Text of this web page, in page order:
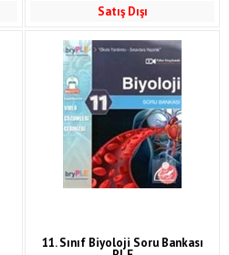
Satış Dışı
11. Sınıf Biyoloji Soru Bankası